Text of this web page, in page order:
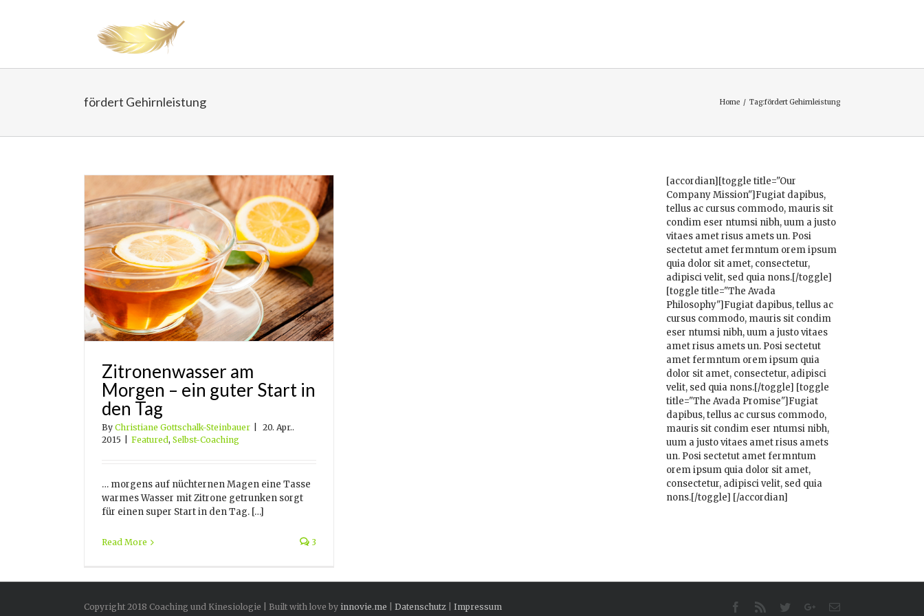
fördert Gehirnleistung Home / Tag:fördert Gehirnleistung
Zitronenwasser am
Morgen – ein guter Start in
den Tag
By Christiane Gottschalk-Steinbauer
20. Apr..
2015
Featured, Selbst-Coaching
… morgens auf nüchternen Magen eine Tasse
warmes Wasser mit Zitrone getrunken sorgt
für einen super Start in den Tag. […]
Read More 3
[accordian][toggle title="Our
Company Mission"]Fugiat dapibus,
tellus ac cursus commodo, mauris sit
condim eser ntumsi nibh, uum a justo
vitaes amet risus amets un. Posi
sectetut amet fermntum orem ipsum
quia dolor sit amet, consectetur,
adipisci velit, sed quia nons.[/toggle]
[toggle title="The Avada
Philosophy"]Fugiat dapibus, tellus ac
cursus commodo, mauris sit condim
eser ntumsi nibh, uum a justo vitaes
amet risus amets un. Posi sectetut
amet fermntum orem ipsum quia
dolor sit amet, consectetur, adipisci
velit, sed quia nons.[/toggle] [toggle
title="The Avada Promise"]Fugiat
dapibus, tellus ac cursus commodo,
mauris sit condim eser ntumsi nibh,
uum a justo vitaes amet risus amets
un. Posi sectetut amet fermntum
orem ipsum quia dolor sit amet,
consectetur, adipisci velit, sed quia
nons.[/toggle] [/accordian]
Copyright 2018 Coaching und Kinesiologie | Built with love by innovie.me Datenschutz Impressum Facebook
Rss TwitterGoogle+Email